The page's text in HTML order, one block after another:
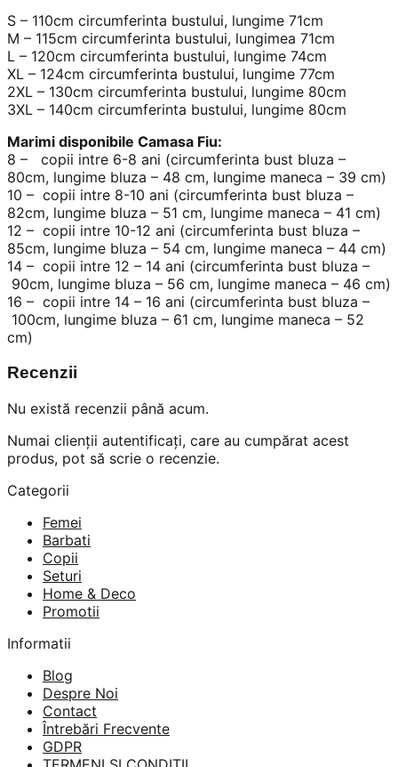
S – 110cm circumferinta bustului, lungime 71cm
M – 115cm circumferinta bustului, lungimea 71cm
L – 120cm circumferinta bustului, lungime 74cm
XL – 124cm circumferinta bustului, lungime 77cm
2XL – 130cm circumferinta bustului, lungime 80cm
3XL – 140cm circumferinta bustului, lungime 80cm
Marimi disponibile Camasa Fiu:
8 – copii intre 6-8 ani (circumferinta bust bluza –
80cm, lungime bluza – 48 cm, lungime maneca – 39 cm)
10 – copii intre 8-10 ani (circumferinta bust bluza –
82cm, lungime bluza – 51 cm, lungime maneca – 41 cm)
12 – copii intre 10-12 ani (circumferinta bust bluza –
85cm, lungime bluza – 54 cm, lungime maneca – 44 cm)
14 – copii intre 12 – 14 ani (circumferinta bust bluza –
90cm, lungime bluza – 56 cm, lungime maneca – 46 cm)
16 – copii intre 14 – 16 ani (circumferinta bust bluza –
100cm, lungime bluza – 61 cm, lungime maneca – 52
cm)
Recenzii
Nu există recenzii până acum.
Numai clienții autentificați, care au cumpărat acest
produs, pot să scrie o recenzie.
Categorii
Femei
Barbati
Copii
Seturi
Home & Deco
Promotii
Informatii
Blog
Despre Noi
Contact
Întrebări Frecvente
GDPR